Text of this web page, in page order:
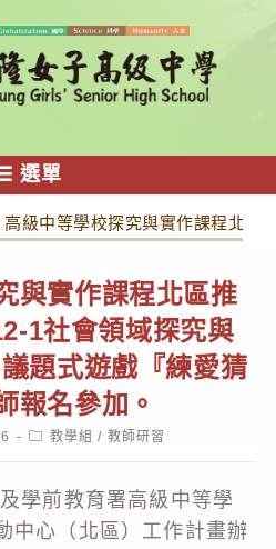
選單
高級中等學校探究與實作課程北區
與實作課程北區推
1社會領域探究與
題式遊戲『練愛猜
報名參加。
Post教學組 / 教師研習
學前教育署高級中等學
中心（北區）工作計畫辦